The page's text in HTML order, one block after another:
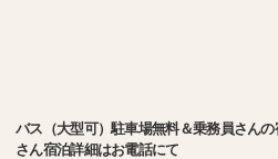
バス（大型可）駐車場無料＆乗務員さん
さん宿泊詳細はお電話にて